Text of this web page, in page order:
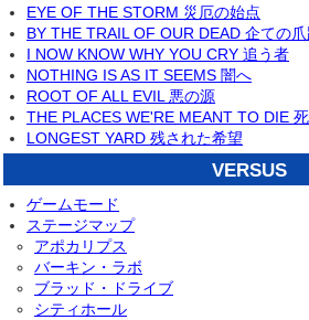
EYE OF THE STORM 災厄の始点
BY THE TRAIL OF OUR DEAD 企ての
I NOW KNOW WHY YOU CRY 追う者
NOTHING IS AS IT SEEMS 闇へ
ROOT OF ALL EVIL 悪の源
THE PLACES WE'RE MEANT TO DIE
LONGEST YARD 残された希望
VERSUS
ゲームモード
ステージマップ
アポカリプス
バーキン・ラボ
ブラッド・ドライブ
シティホール